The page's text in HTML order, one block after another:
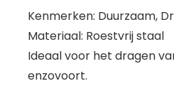
Kenmerken: Duurzaam,
Materiaal: Roestvrij staal
Ideaal voor het dragen
enzovoort.